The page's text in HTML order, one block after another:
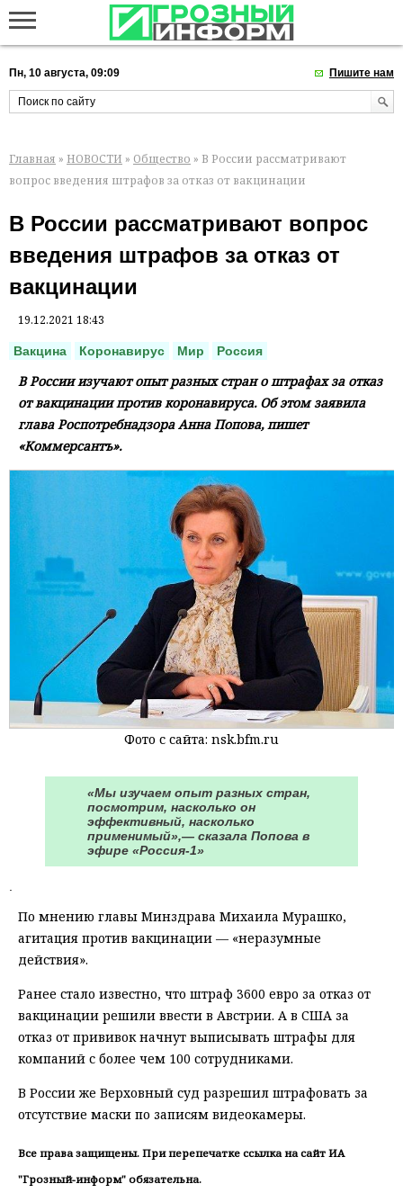
Пн, 10 августа, 09:09 Пишите нам
Главная » НОВОСТИ » Общество » В России рассматривают
вопрос введения штрафов за отказ от вакцинации
В России рассматривают вопрос
введения штрафов за отказ от
вакцинации
19.12.2021 18:43
Вакцина Коронавирус Мир Россия
В России изучают опыт разных стран о штрафах за отказ
от вакцинации против коронавируса. Об этом заявила
глава Роспотребнадзора Анна Попова, пишет
«Коммерсантъ».
Фото с сайта: nsk.bfm.ru
«Мы изучаем опыт разных стран,
посмотрим, насколько он
эффективный, насколько
применимый»,— сказала Попова в
эфире «Россия-1»
По мнению главы Минздрава Михаила Мурашко,
агитация против вакцинации — «неразумные
действия».
Ранее стало известно, что штраф 3600 евро за отказ от
вакцинации решили ввести в Австрии. А в США за
отказ от прививок начнут выписывать штрафы для
компаний с более чем 100 сотрудниками.
В России же Верховный суд разрешил штрафовать за
отсутствие маски по записям видеокамеры.
Все права защищены. При перепечатке ссылка на сайт ИА
"Грозный-информ" обязательна.